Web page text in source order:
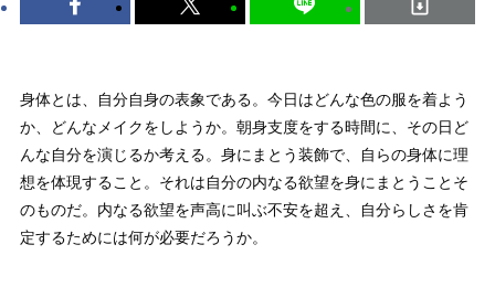
身体とは、自分自身の表象である。今日はどんな色の服を着よう
か、どんなメイクをしようか。朝身支度をする時間に、その日ど
んな自分を演じるか考える。身にまとう装飾で、自らの身体に理
想を体現すること。それは自分の内なる欲望を身にまとうことそ
のものだ。内なる欲望を声高に叫ぶ不安を超え、自分らしさを肯
定するためには何が必要だろうか。